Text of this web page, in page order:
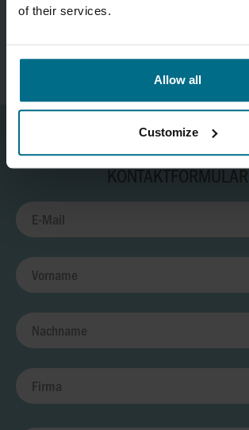
of their services.
Allow all
Customize
KONTAKTFORMULAR